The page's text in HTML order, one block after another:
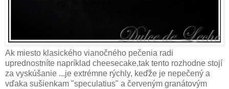
Ak miesto klasického vianočného pečenia radi
uprednostníte napríklad cheesecake,tak tento rozhodne stojí
za vyskúšanie ...je extrémne rýchly, keďže je nepečený a
vďaka sušienkam "speculatius" a červeným granátovým